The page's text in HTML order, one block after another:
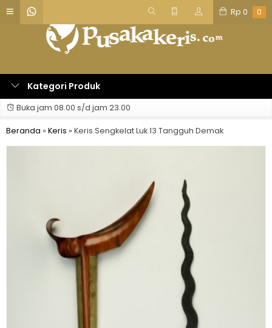
Rp 0 0
Kategori Produk
Buka jam 08.00 s/d jam 23.00
Beranda » Keris » Keris Sengkelat Luk 13 Tangguh Demak